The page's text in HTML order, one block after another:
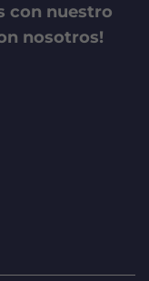
con nuestro
nosotros!